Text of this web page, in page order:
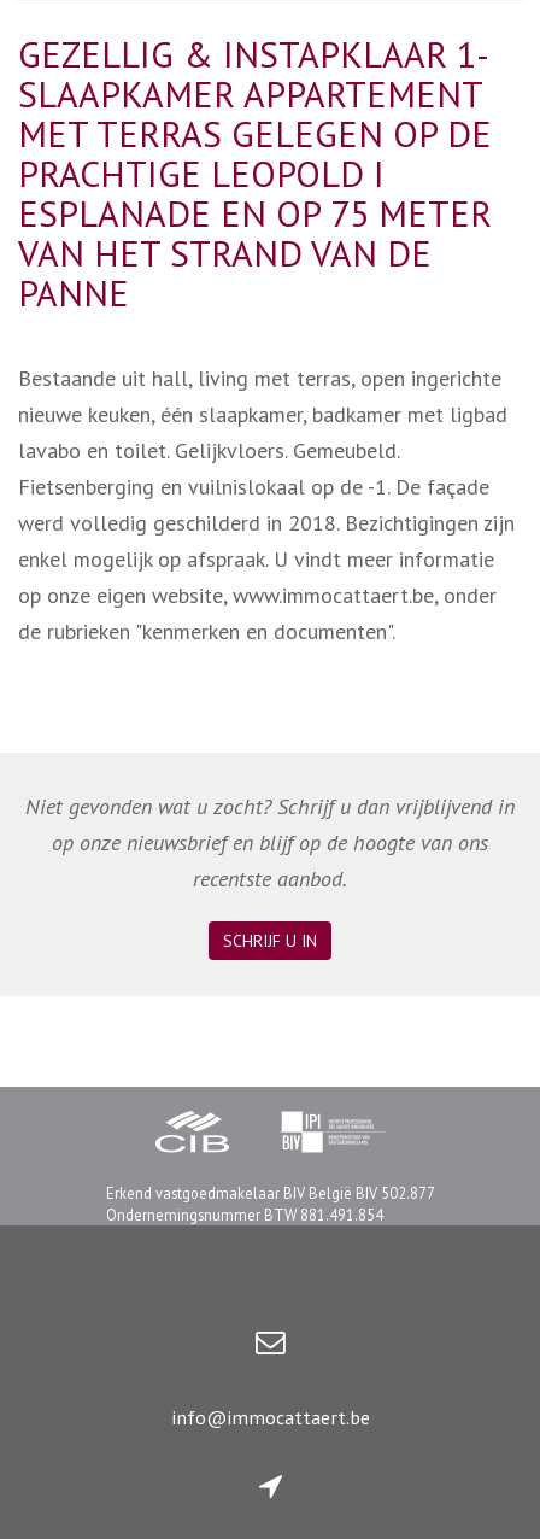
GEZELLIG & INSTAPKLAAR 1-
SLAAPKAMER APPARTEMENT
MET TERRAS GELEGEN OP DE
PRACHTIGE LEOPOLD I
ESPLANADE EN OP 75 METER
VAN HET STRAND VAN DE
PANNE
Bestaande uit hall, living met terras, open ingerichte
nieuwe keuken, één slaapkamer, badkamer met ligbad
lavabo en toilet. Gelijkvloers. Gemeubeld.
Fietsenberging en vuilnislokaal op de -1. De façade
werd volledig geschilderd in 2018. Bezichtigingen zijn
enkel mogelijk op afspraak. U vindt meer informatie
op onze eigen website, www.immocattaert.be, onder
de rubrieken "kenmerken en documenten".
Niet gevonden wat u zocht? Schrijf u dan vrijblijvend in
op onze nieuwsbrief en blijf op de hoogte van ons
recentste aanbod.
SCHRIJF U IN
Erkend vastgoedmakelaar BIV België BIV 502.877
Ondernemingsnummer BTW 881.491.854
info@immocattaert.be